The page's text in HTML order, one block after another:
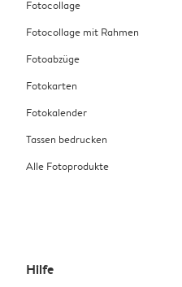
Fotocollage
Fotocollage mit Rahmen
Fotoabzüge
Fotokarten
Fotokalender
Tassen bedrucken
Alle Fotoprodukte
Hilfe